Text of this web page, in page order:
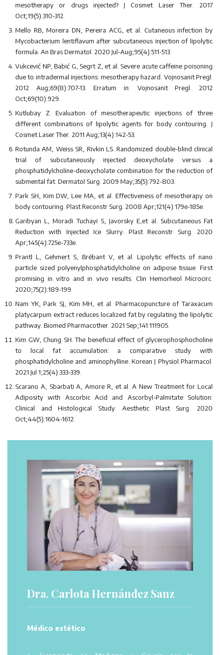
mesotherapy or drugs injected? J Cosmet Laser Ther. 2017
Oct;19(5):310-312.
Mello RB, Moreira DN, Pereira ACG, et al. Cutaneous infection by
Mycobacterium lentiflavum after subcutaneous injection of lipolytic
formula. An Bras Dermatol. 2020 Jul-Aug;95(4):511-513.
Vukcević NP, Babić G, Segrt Z, et al. Severe acute caffeine poisoning
due to intradermal injections: mesotherapy hazard. Vojnosanit Pregl.
2012 Aug;69(8):707-13. Erratum in: Vojnosanit Pregl. 2012
Oct;69(10):929.
Kutlubay Z. Evaluation of mesotherapeutic injections of three
different combinations of lipolytic agents for body contouring. J
Cosmet Laser Ther. 2011 Aug;13(4):142-53.
Rotunda AM, Weiss SR, Rivkin LS. Randomized double-blind clinical
trial of subcutaneously injected deoxycholate versus a
phosphatidylcholine-deoxycholate combination for the reduction of
submental fat. Dermatol Surg. 2009 May;35(5):792-803.
Park SH, Kim DW, Lee MA, et al. Effectiveness of mesotherapy on
body contouring. Plast Reconstr Surg. 2008 Apr;121(4):179e-185e.
Garibyan L, Moradi Tuchayi S, Javorsky E,et al. Subcutaneous Fat
Reduction with Injected Ice Slurry. Plast Reconstr Surg. 2020
Apr;145(4):725e-733e.
Prantl L, Gehmert S, Brébant V, et al. Lipolytic effects of nano
particle sized polyenylphosphatidylcholine on adipose tissue: First
promising in vitro and in vivo results. Clin Hemorheol Microcirc.
2020;75(2):189-199.
Nam YK, Park SJ, Kim MH, et al. Pharmacopuncture of Taraxacum
platycarpum extract reduces localized fat by regulating the lipolytic
pathway. Biomed Pharmacother. 2021 Sep;141:111905.
Kim GW, Chung SH. The beneficial effect of glycerophosphocholine
to local fat accumulation: a comparative study with
phosphatidylcholine and aminophylline. Korean J Physiol Pharmacol.
2021 Jul 1;25(4):333-339.
Scarano A, Sbarbati A, Amore R, et al. A New Treatment for Local
Adiposity with Ascorbic Acid and Ascorbyl-Palmitate Solution:
Clinical and Histological Study. Aesthetic Plast Surg. 2020
Oct;44(5):1604-1612.
Dra. Carlota Hernández Sanz
Médico estético